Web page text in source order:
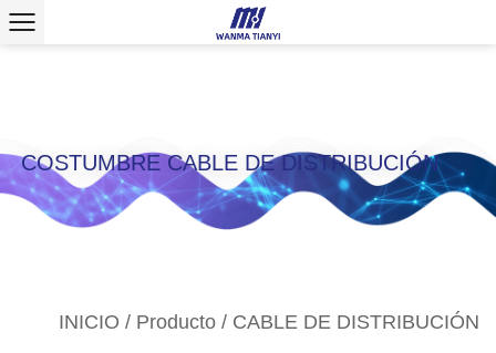
COSTUMBRE CABLE DE DISTRIBUCIÓN
INICIO / Producto / CABLE DE DISTRIBUCIÓN